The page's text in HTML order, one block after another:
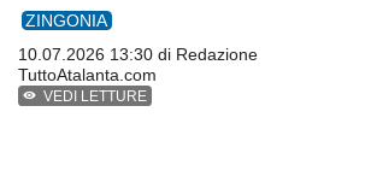
ZINGONIA
10.07.2026 13:30 di Redazione
TuttoAtalanta.com
VEDI LETTURE